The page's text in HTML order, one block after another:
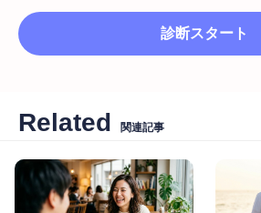
診断スタート
Related 関連記事